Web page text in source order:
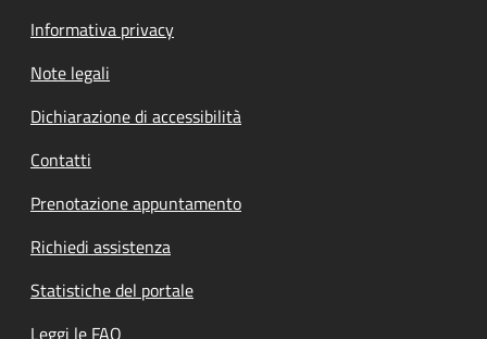
Informativa privacy
Note legali
Dichiarazione di accessibilità
Contatti
Prenotazione appuntamento
Richiedi assistenza
Statistiche del portale
Leggi le FAQ